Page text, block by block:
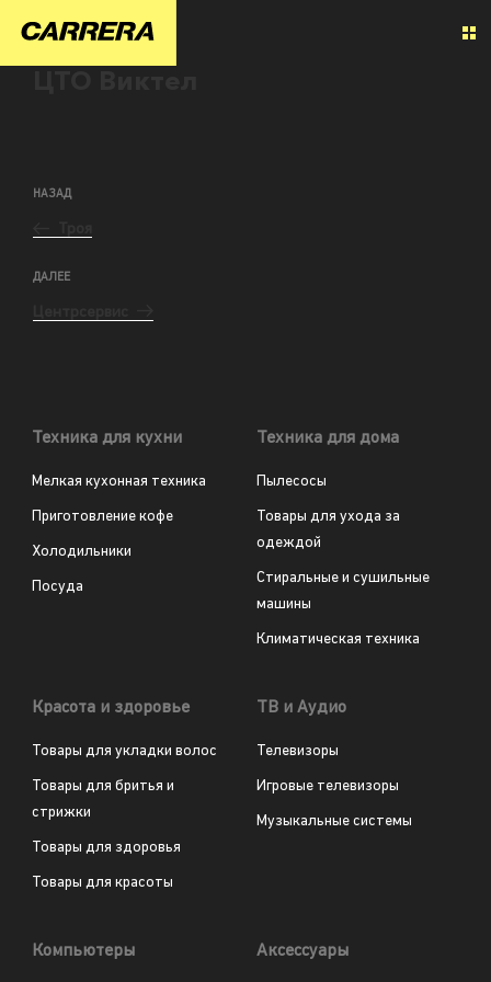
НАЗАД
ДАЛЕЕ
Техника для кухни
Мелкая кухонная техника
Приготовление кофе
Холодильники
Посуда
Техника для дома
Пылесосы
Товары для ухода за
одеждой
Стиральные и сушильные
машины
Климатическая техника
Красота и здоровье
Товары для укладки волос
Товары для бритья и
стрижки
Товары для здоровья
Товары для красоты
ТВ и Аудио
Телевизоры
Игровые телевизоры
Музыкальные системы
Компьютеры Аксессуары